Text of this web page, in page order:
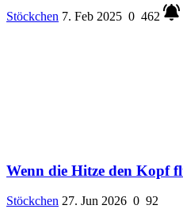
Stöckchen 7. Feb 2025 0 462
Wenn die Hitze den Kopf
Stöckchen 27. Jun 2026 0 92